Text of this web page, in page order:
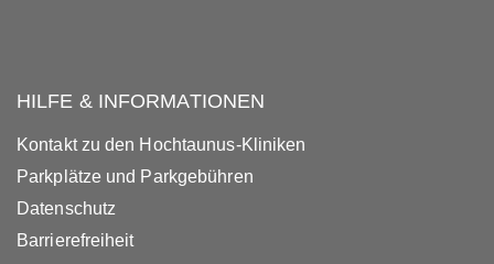
HILFE & INFORMATIONEN
Kontakt zu den Hochtaunus-Kliniken
Parkplätze und Parkgebühren
Datenschutz
Barrierefreiheit